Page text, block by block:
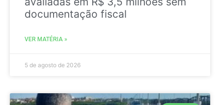
documentação fiscal
VER MATÉRIA »
5 de agosto de 2026